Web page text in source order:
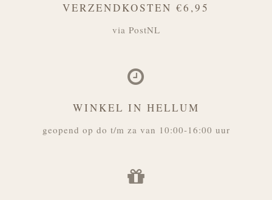
VERZENDKOSTEN €6,95
via PostNL
WINKEL IN HELLUM
geopend op do t/m za van 10:00-16:00 uur